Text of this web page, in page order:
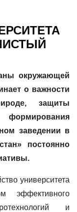
окружающей
о важности
защиты
заведении в
постоянно
университета
эффективного
и